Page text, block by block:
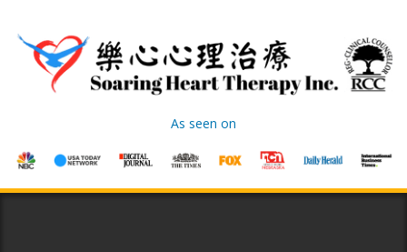
As seen on